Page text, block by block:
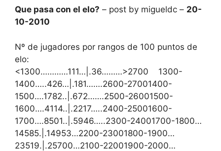
Que pasa con el elo? – post by migueldc – 20-
10-2010
Nº de jugadores por rangos de 100 puntos de
elo:
<1300…………111…|.36………>2700 1300-
1400…..426…|.181…….2600-27001400-
1500….1782..|.672…….2500-26001500-
1600….4114..|.2217…..2400-25001600-
1700….8501..|.5946…..2300-24001700-1800…
14585.|.14953…2200-23001800-1900…
23519.|.25700…2100-22001900-2000…